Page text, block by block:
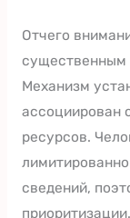
Отчего
существенным
Механизм
ассоциирован
ресурсов.
сведений,